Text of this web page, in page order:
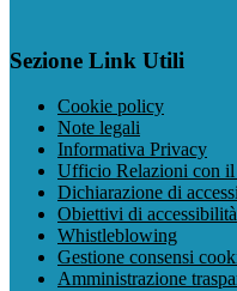
Sezione Link Utili
Cookie policy
Note legali
Informativa Privacy
Ufficio Relazioni con
Dichiarazione di
Obiettivi di accessibilità
Whistleblowing
Gestione consensi
Amministrazione